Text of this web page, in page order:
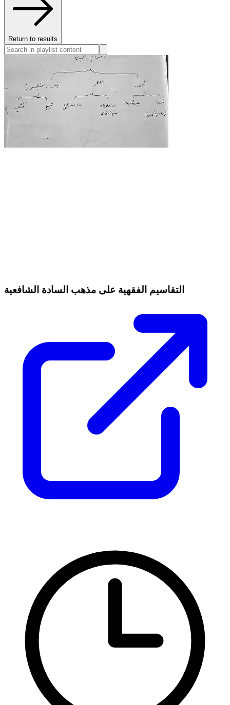
Return to results
التقاسيم الفقهية على مذهب السادة الشافعية